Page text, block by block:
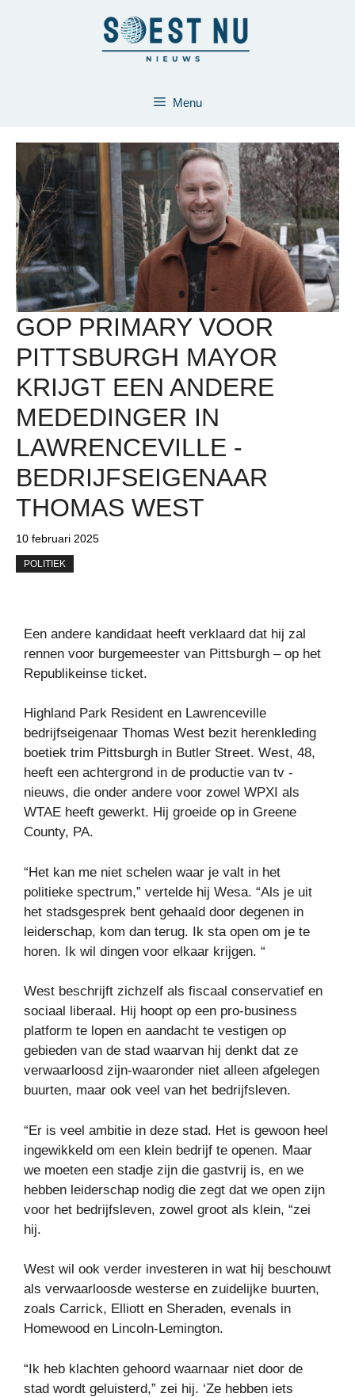
Menu
GOP PRIMARY VOOR
PITTSBURGH MAYOR
KRIJGT EEN ANDERE
MEDEDINGER IN
LAWRENCEVILLE -
BEDRIJFSEIGENAAR
THOMAS WEST
10 februari 2025
POLITIEK
Een andere kandidaat heeft verklaard dat hij zal
rennen voor burgemeester van Pittsburgh – op het
Republikeinse ticket.
Highland Park Resident en Lawrenceville
bedrijfseigenaar Thomas West bezit herenkleding
boetiek trim Pittsburgh in Butler Street. West, 48,
heeft een achtergrond in de productie van tv -
nieuws, die onder andere voor zowel WPXI als
WTAE heeft gewerkt. Hij groeide op in Greene
County, PA.
“Het kan me niet schelen waar je valt in het
politieke spectrum,” vertelde hij Wesa. “Als je uit
het stadsgesprek bent gehaald door degenen in
leiderschap, kom dan terug. Ik sta open om je te
horen. Ik wil dingen voor elkaar krijgen. “
West beschrijft zichzelf als fiscaal conservatief en
sociaal liberaal. Hij hoopt op een pro-business
platform te lopen en aandacht te vestigen op
gebieden van de stad waarvan hij denkt dat ze
verwaarloosd zijn-waaronder niet alleen afgelegen
buurten, maar ook veel van het bedrijfsleven.
“Er is veel ambitie in deze stad. Het is gewoon heel
ingewikkeld om een ​​klein bedrijf te openen. Maar
we moeten een stadje zijn die gastvrij is, en we
hebben leiderschap nodig die zegt dat we open zijn
voor het bedrijfsleven, zowel groot als klein, “zei
hij.
West wil ook verder investeren in wat hij beschouwt
als verwaarloosde westerse en zuidelijke buurten,
zoals Carrick, Elliott en Sheraden, evenals in
Homewood en Lincoln-Lemington.
“Ik heb klachten gehoord waarnaar niet door de
stad wordt geluisterd,” zei hij. ‘Ze hebben iets